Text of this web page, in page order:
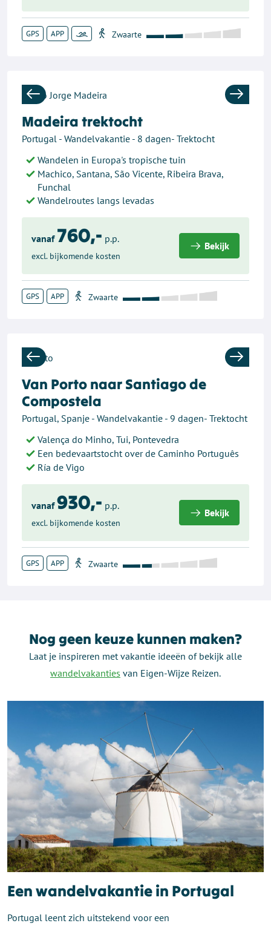
GPS APP
Previous Next
Madeira trektocht
Portugal - Wandelvakantie - 8 dagen- Trektocht
Wandelen in Europa's tropische tuin
Machico, Santana, São Vicente, Ribeira Brava,
Funchal
Wandelroutes langs levadas
vanaf 760,- p.p.
excl. bijkomende kosten
Bekijk
GPS APP
Previous Next
Van Porto naar Santiago de
Compostela
Portugal, Spanje - Wandelvakantie - 9 dagen- Trektocht
Valença do Minho, Tui, Pontevedra
Een bedevaartstocht over de Caminho Português
Ría de Vigo
vanaf 930,- p.p.
excl. bijkomende kosten
Bekijk
GPS APP
Nog geen keuze kunnen maken?
Laat je inspireren met vakantie ideeën of bekijk alle
wandelvakanties van Eigen-Wijze Reizen.
Een wandelvakantie in Portugal
Portugal leent zich uitstekend voor een